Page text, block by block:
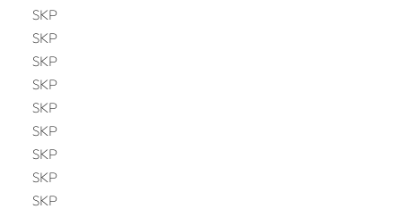
SKP
SKP
SKP
SKP
SKP
SKP
SKP
SKP
SKP